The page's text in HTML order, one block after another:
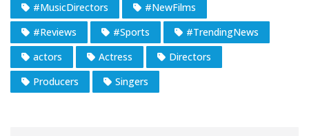
#MusicDirectors
#NewFilms
#Reviews
#Sports
#TrendingNews
actors
Actress
Directors
Producers
Singers